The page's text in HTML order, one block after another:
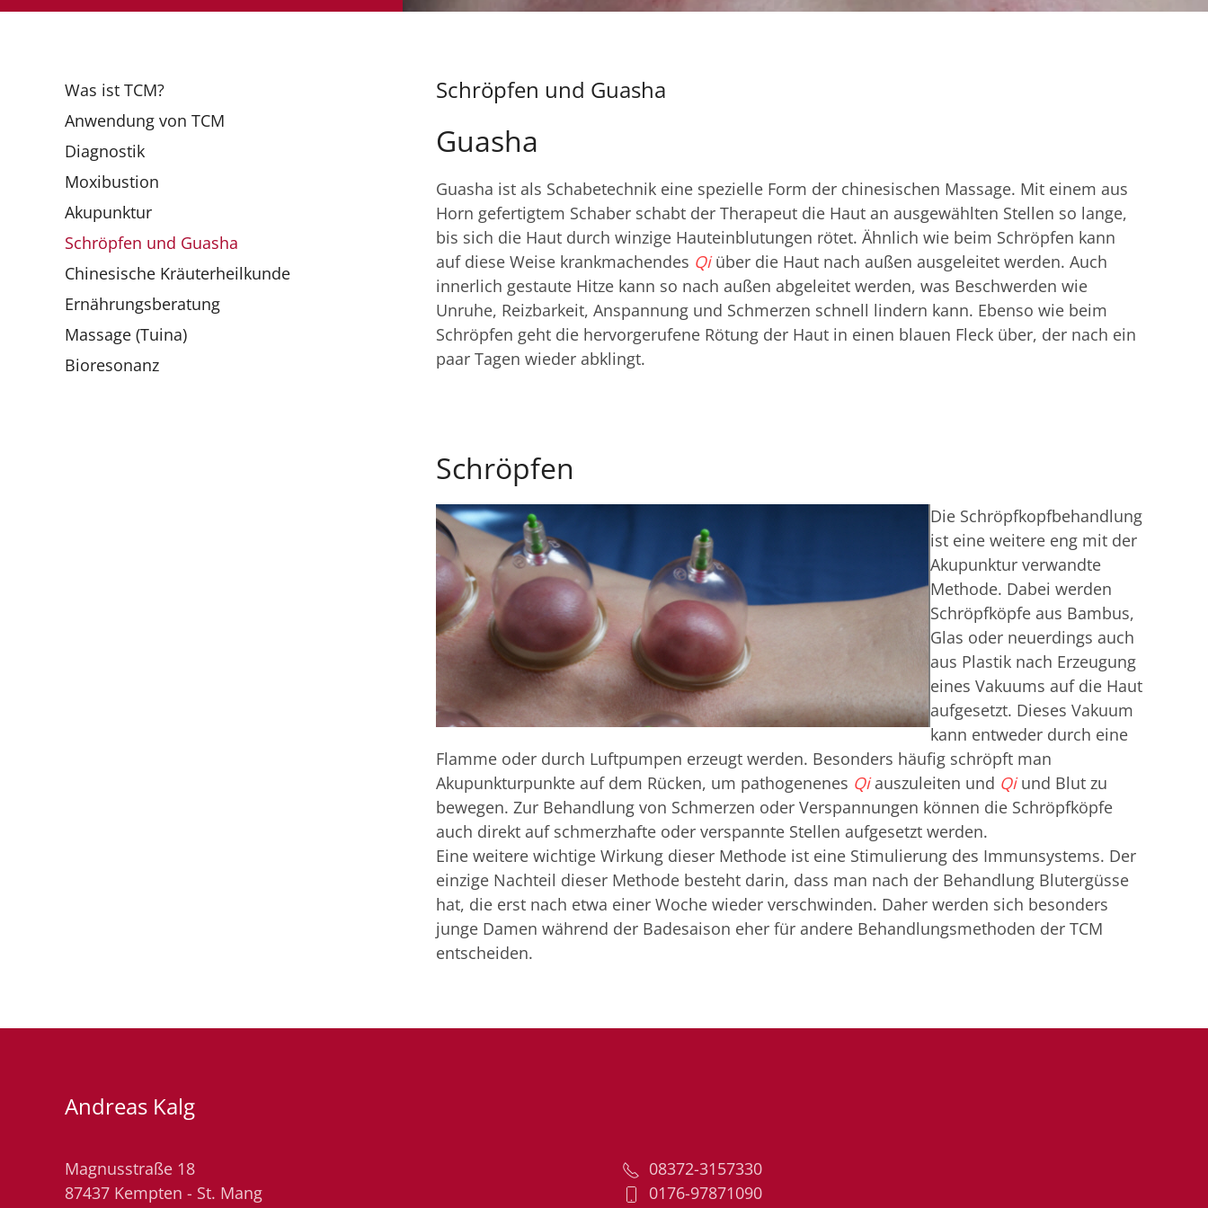
Was ist TCM?
Anwendung von TCM
Diagnostik
Moxibustion
Akupunktur
Schröpfen und Guasha
Chinesische Kräuterheilkunde
Ernährungsberatung
Massage (Tuina)
Bioresonanz
Schröpfen und Guasha
Guasha
Guasha ist als Schabetechnik eine spezielle Form der chinesischen Massage. Mit einem aus
Horn gefertigtem Schaber schabt der Therapeut die Haut an ausgewählten Stellen so lange,
bis sich die Haut durch winzige Hauteinblutungen rötet. Ähnlich wie beim Schröpfen kann
auf diese Weise krankmachendes Qiüber die Haut nach außen ausgeleitet werden. Auch
innerlich gestaute Hitze kann so nach außen abgeleitet werden, was Beschwerden wie
Unruhe, Reizbarkeit, Anspannung und Schmerzen schnell lindern kann. Ebenso wie beim
Schröpfen geht die hervorgerufene Rötung der Haut in einen blauen Fleck über, der nach ein
paar Tagen wieder abklingt.
Schröpfen
Die Schröpfkopfbehandlung
ist eine weitere eng mit der
Akupunktur verwandte
Methode. Dabei werden
Schröpfköpfe aus Bambus,
Glas oder neuerdings auch
aus Plastik nach Erzeugung
eines Vakuums auf die Haut
aufgesetzt. Dieses Vakuum
kann entweder durch eine
Flamme oder durch Luftpumpen erzeugt werden. Besonders häufig schröpft man
Akupunkturpunkte auf dem Rücken, um pathogenenes Qiauszuleiten und Qiund Blut zu
bewegen. Zur Behandlung von Schmerzen oder Verspannungen können die Schröpfköpfe
auch direkt auf schmerzhafte oder verspannte Stellen aufgesetzt werden.
Eine weitere wichtige Wirkung dieser Methode ist eine Stimulierung des Immunsystems. Der
einzige Nachteil dieser Methode besteht darin, dass man nach der Behandlung Blutergüsse
hat, die erst nach etwa einer Woche wieder verschwinden. Daher werden sich besonders
junge Damen während der Badesaison eher für andere Behandlungsmethoden der TCM
entscheiden.
Andreas Kalg
Magnusstraße 18
87437 Kempten - St. Mang
08372-3157330
0176-97871090